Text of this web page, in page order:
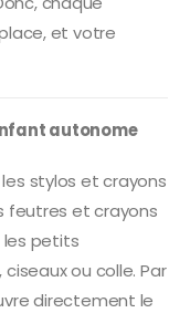
et votre
autonome
stylos et crayons
feutres et crayons
les petits
ou colle. Par
directement le